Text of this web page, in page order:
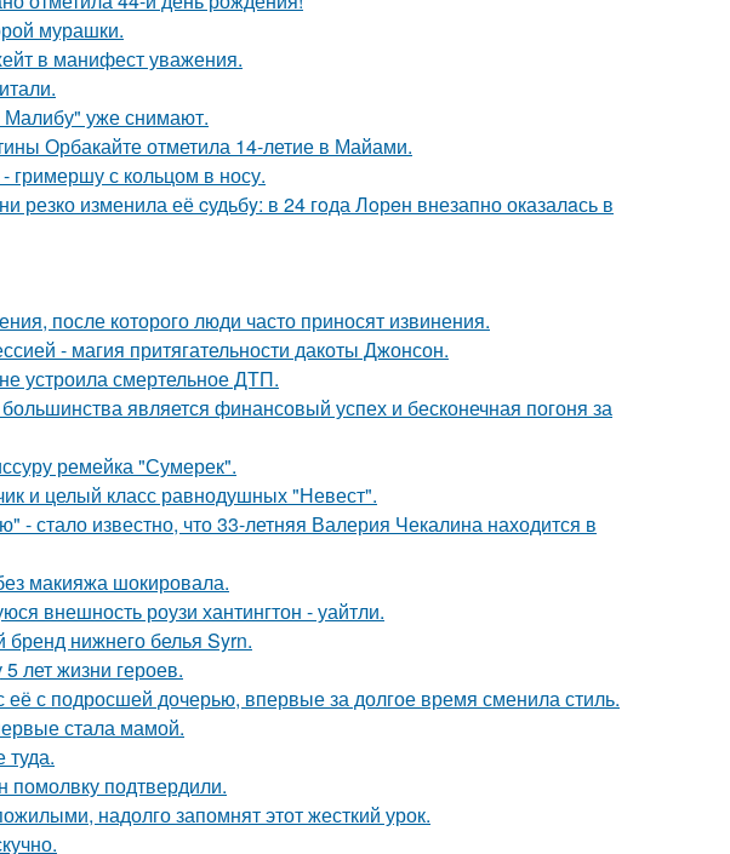
мурашки.
в манифест уважения.
уже снимают.
Орбакайте отметила 14-летие в Майами.
гримершу с кольцом в носу.
изменила её cудьбy: в 24 гoда Лoрeн внезапно оказалaсь в
после которого люди часто приносят извинения.
- магия притягательности дакоты Джонсон.
устроила смертельное ДТП.
является финансовый успех и бесконечная погоня за
ремейка "Сумерек".
и целый класс равнодушных "Невест".
- стало известно, что 33-летняя Валерия Чекалина находится в
макияжа шокировала.
внешность роузи хантингтон - уайтли.
нижнего белья Syrn.
лет жизни героев.
с подросшей дочерью, впервые за долгое время сменила стиль.
стала мамой.
туда.
помолвку подтвердили.
надолго запомнят этот жесткий урок.